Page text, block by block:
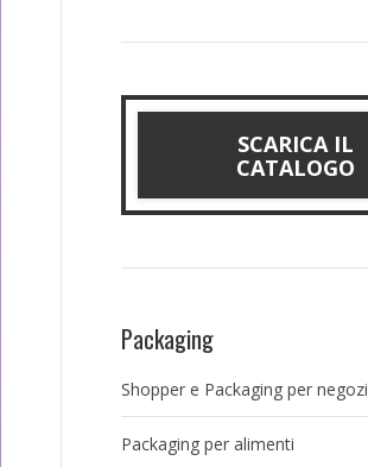
SCARICA IL
CATALOGO
Packaging
Shopper e Packaging per negozi
Packaging per alimenti